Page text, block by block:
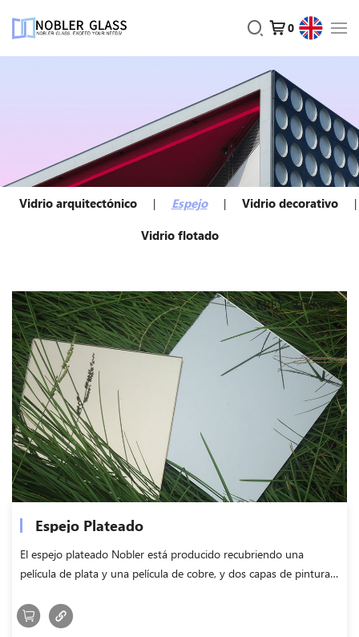
0
Vidrio arquitectónico Espejo
Vidrio decorativo
Vidrio flotado
Espejo Plateado
El espejo plateado Nobler está producido recubriendo una
película de plata y una película de cobre, y dos capas de pintura